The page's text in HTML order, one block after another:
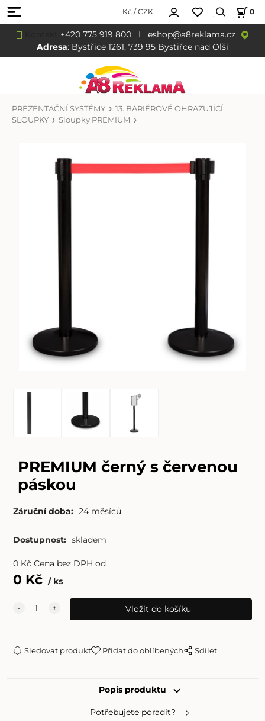
Kč / CZK 0
+420 775 919 800I
eshop@a8reklama.cz
Adresa: Bystřice 1261, 739 95 Bystiřce nad Olší
PREZENTAČNÍ SYSTÉMY
13. BARIÉROVÉ OHRAZUJÍCÍ
SLOUPKY
Sloupky PREMIUM
PREMIUM černý s červenou
páskou
Záruční doba: 24 měsíců
Dostupnost: skladem
0Kč Cena bez DPH od
0 Kč ks
Sledovat produkt Přidat do oblíbených Sdílet
Popis produktu
Potřebujete poradit?